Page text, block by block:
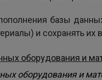
базы
и сохранять их
оборудования и